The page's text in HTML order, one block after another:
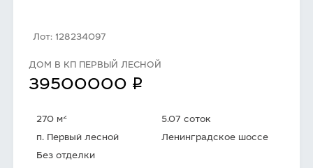
Лот: 128234097
ДОМ В КП ПЕРВЫЙ ЛЕСНОЙ
39500000 q
270 м2
5.07 соток
п. Первый лесной
Ленинградское шоссе
Без отделки